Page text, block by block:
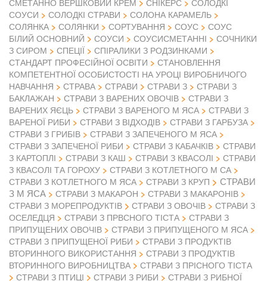
СМЕТАННО ВЕРШКОВИЙ КРЕМ
СНІКЕРС
СОЛОДКІ
СОУСИ
СОЛОДКІ СТРАВИ
СОЛОНА КАРАМЕЛЬ
СОЛЯНКА
СОЛЯНКИ СОРТУВАННЯ СОУС
СОУС
БІЛИЙ ОСНОВНИЙ
СОУСИ СОУСИСМЕТАННІ
СОЧНИКИ
З СИРОМ
СПЕЦІЇ
СПІРАЛИКИ З РОДЗИНКАМИ
СТАНДАРТ ПРОФЕСІЙНОЇ ОСВІТИ
СТАНОВЛЕННЯ
КОМПЕТЕНТНОЇ ОСОБИСТОСТІ НА УРОЦІ ВИРОБНИЧОГО
НАВЧАННЯ
СТРАВА СТРАВИ СТРАВИ З
СТРАВИ З
БАКЛАЖАН
СТРАВИ З ВАРЕНИХ ОВОЧІВ
СТРАВИ З
ВАРЕНИХ ЯЄЦЬ
СТРАВИ З ВАРЕНОГО М ЯСА
СТРАВИ З
ВАРЕНОЇ РИБИ
СТРАВИ З ВІДХОДІВ
СТРАВИ З ГАРБУЗА
СТРАВИ З ГРИБІВ
СТРАВИ З ЗАПЕЧЕНОГО М ЯСА
СТРАВИ З ЗАПЕЧЕНОЇ РИБИ
СТРАВИ З КАБАЧКІВ
СТРАВИ
З КАРТОПЛІ
СТРАВИ З КАШ СТРАВИ З КВАСОЛІ
СТРАВИ
З КВАСОЛІ ТА ГОРОХУ
СТРАВИ З КОТЛЕТНОГО М СА
СТРАВИ З КОТЛЕТНОГО М ЯСА
СТРАВИ З КРУП
СТРАВИ
З М ЯСА
СТРАВИ З МАКАРОН
СТРАВИ З МАКАРОНІВ
СТРАВИ З МОРЕПРОДУКТІВ
СТРАВИ З ОВОЧІВ
СТРАВИ З
ОСЕЛЕДЦЯ
СТРАВИ З ПРВСНОГО ТІСТА
СТРАВИ З
ПРИПУЩЕНИХ ОВОЧІВ
СТРАВИ З ПРИПУЩЕНОГО М ЯСА
СТРАВИ З ПРИПУЩЕНОЇ РИБИ
СТРАВИ З ПРОДУКТІВ
ВТОРИННОГО ВИКОРИСТАННЯ
СТРАВИ З ПРОДУКТІВ
ВТОРИННОГО ВИРОБНИЦТВА
СТРАВИ З ПРІСНОГО ТІСТА
СТРАВИ З ПТИЦІ
СТРАВИ З РИБИ
СТРАВИ З РИБНОЇ